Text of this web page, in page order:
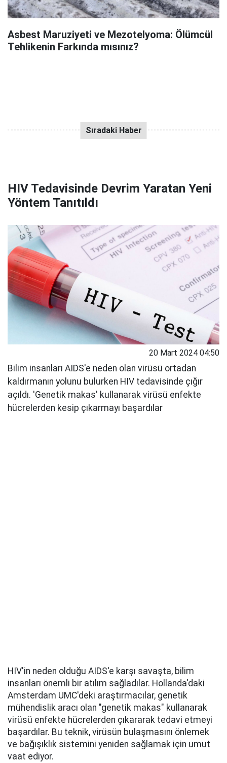
Asbest Maruziyeti ve Mezotelyoma: Ölümcül
Tehlikenin Farkında mısınız?
HIV Tedavisinde Devrim Yaratan Yeni
Yöntem Tanıtıldı
20 Mart 2024 04:50
Bilim insanları AIDS'e neden olan virüsü ortadan
kaldırmanın yolunu bulurken HIV tedavisinde çığır
açıldı. 'Genetik makas' kullanarak virüsü enfekte
hücrelerden kesip çıkarmayı başardılar
HIV'in neden olduğu AIDS'e karşı savaşta, bilim
insanları önemli bir atılım sağladılar. Hollanda'daki
Amsterdam UMC'deki araştırmacılar, genetik
mühendislik aracı olan "genetik makas" kullanarak
virüsü enfekte hücrelerden çıkararak tedavi etmeyi
başardılar. Bu teknik, virüsün bulaşmasını önlemek
ve bağışıklık sistemini yeniden sağlamak için umut
vaat ediyor.